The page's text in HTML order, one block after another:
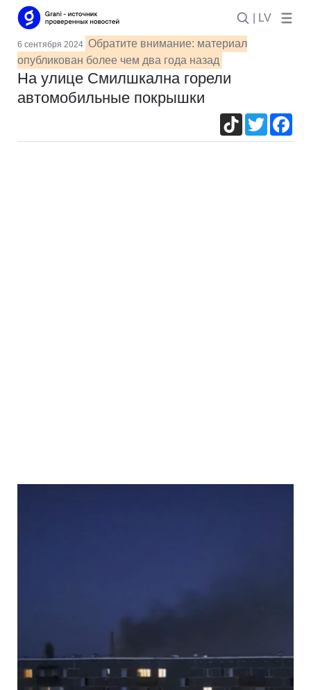
| LV
6 сентября 2024 Обратите внимание: материал
опубликован более чем два года назад
На улице Смилшкална горели
автомобильные покрышки
TikTokTwitter